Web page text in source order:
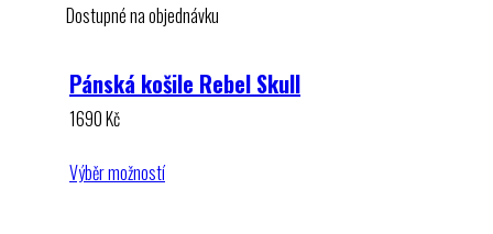
Dostupné na objednávku
Pánská košile Rebel Skull
1690Kč
Výběr možností